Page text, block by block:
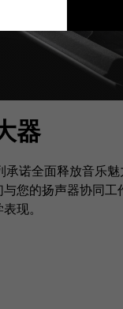
器
承诺全面释放音乐
您的扬声器协同工
现。